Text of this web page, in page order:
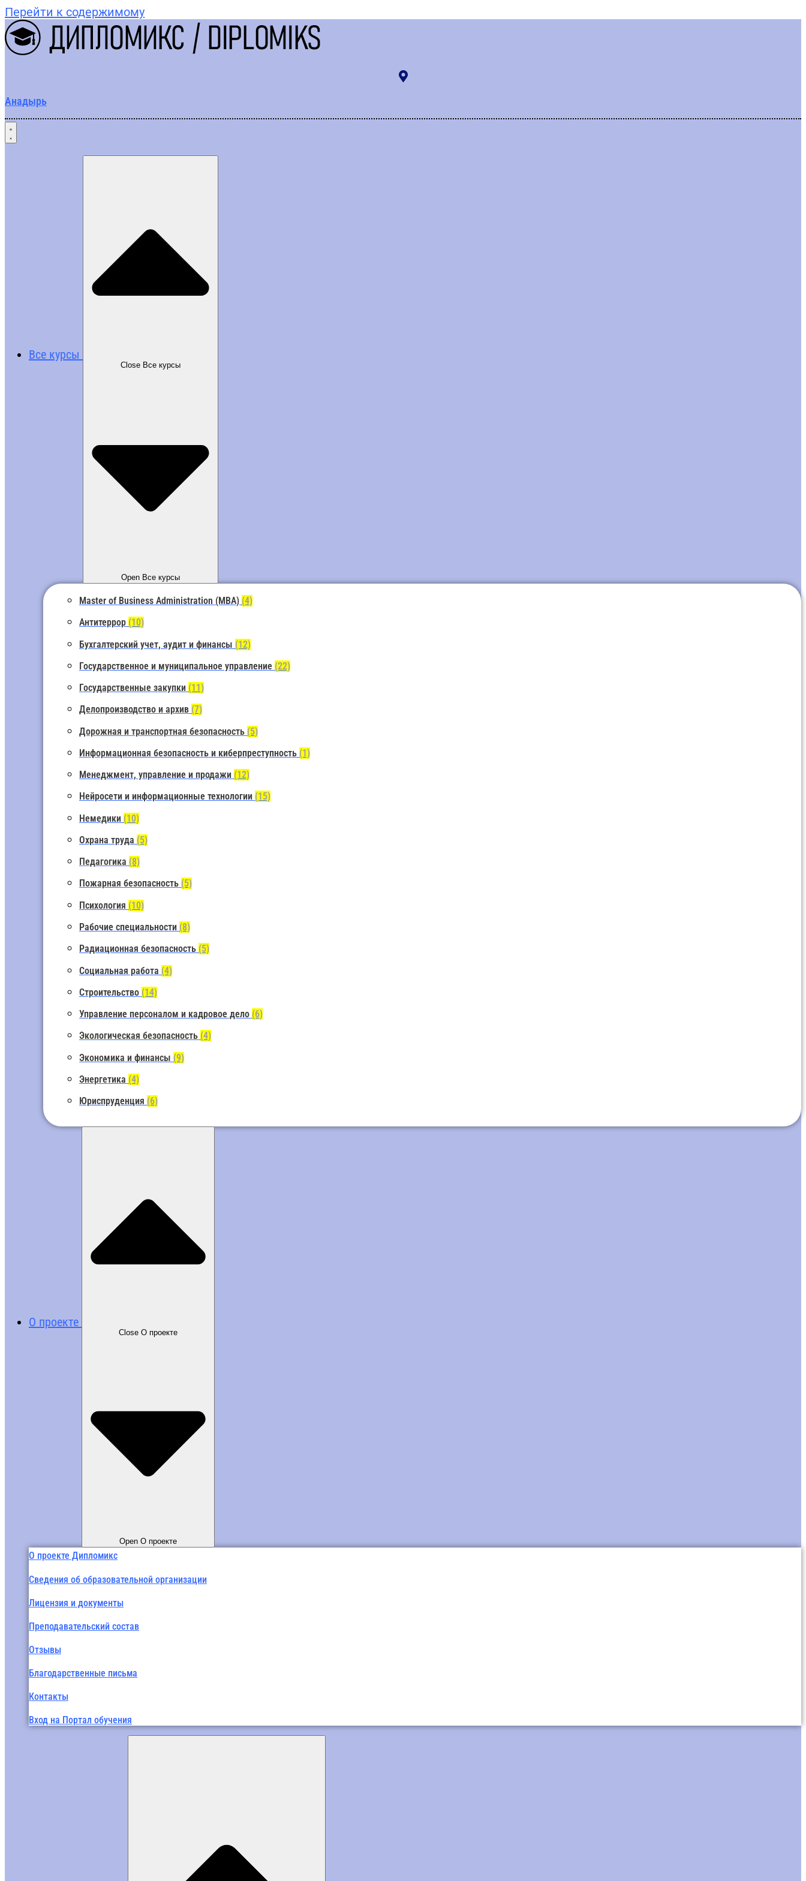
Перейти к содержимому
Анадырь
Все курсы
Close Все курсы
Open Все курсы
Master of Business Administration (MBA) (4)
Антитеррор (10)
Бухгалтерский учет, аудит и финансы (12)
Государственное и муниципальное управление (22)
Государственные закупки (11)
Делопроизводство и архив (7)
Дорожная и транспортная безопасность (5)
Информационная безопасность и киберпреступность (1)
Менеджмент, управление и продажи (12)
Нейросети и информационные технологии (15)
Немедики (10)
Охрана труда (5)
Педагогика (8)
Пожарная безопасность (5)
Психология (10)
Рабочие специальности (8)
Радиационная безопасность (5)
Социальная работа (4)
Строительство (14)
Управление персоналом и кадровое дело (6)
Экологическая безопасность (4)
Экономика и финансы (9)
Энергетика (4)
Юриспруденция (6)
О проекте
Close О проекте
Open О проекте
О проекте Дипломикс
Сведения об образовательной организации
Лицензия и документы
Преподавательский состав
Отзывы
Благодарственные письма
Контакты
Вход на Портал обучения